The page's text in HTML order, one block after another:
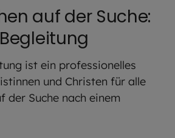
auf der Suche:
ist ein professionelles
und Christen für alle
der Suche nach einem